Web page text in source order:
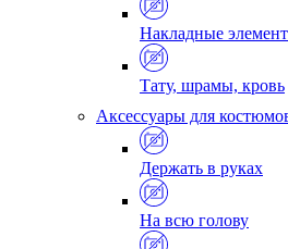
Накладные
Тату, шрамы, кровь
Аксессуары для
Держать в руках
На всю голову